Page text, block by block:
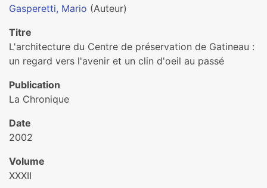
Gasperetti, Mario (Auteur)
Titre
L'architecture du Centre de préservation de Gatineau :
un regard vers l'avenir et un clin d'oeil au passé
Publication
La Chronique
Date
2002
Volume
XXXII